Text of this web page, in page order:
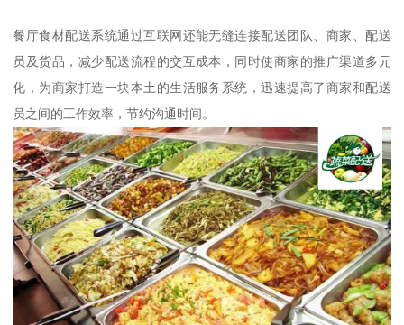
餐厅食材配送系统通过互联网还能无缝连接配送团队、商家、配送
员及货品，减少配送流程的交互成本，同时使商家的推广渠道多元
化，为商家打造一块本土的生活服务系统，迅速提高了商家和配送
员之间的工作效率，节约沟通时间。